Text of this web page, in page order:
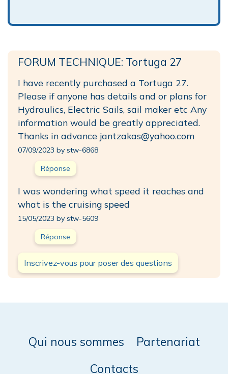
FORUM TECHNIQUE: Tortuga 27
I have recently purchased a Tortuga 27.
Please if anyone has details and or plans for
Hydraulics, Electric Sails, sail maker etc Any
information would be greatly appreciated.
Thanks in advance jantzakas@yahoo.com
07/09/2023 by stw-6868
Réponse
I was wondering what speed it reaches and
what is the cruising speed
15/05/2023 by stw-5609
Réponse
Inscrivez-vous pour poser des questions
Qui nous sommes
Partenariat
Contacts